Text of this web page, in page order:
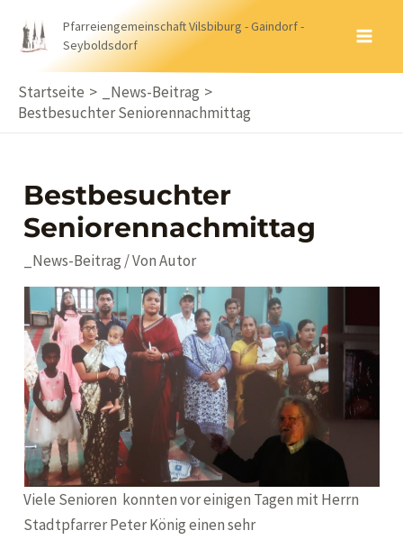
Inhalt
Pfarreiengemeinschaft Vilsbiburg - Gaindorf -
Seyboldsdorf
Startseite
_News-Beitrag
Bestbesuchter Seniorennachmittag
Bestbesuchter
Seniorennachmittag
_News-Beitrag / VonAutor
Viele Senioren konnten vor einigen Tagen mit Herrn
Stadtpfarrer Peter König einen sehr